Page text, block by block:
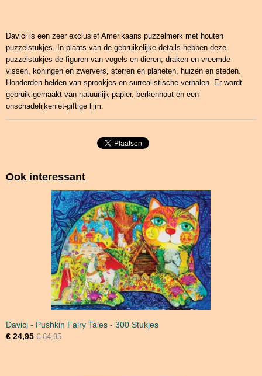
Davici is een zeer exclusief Amerikaans puzzelmerk met houten
puzzelstukjes. In plaats van de gebruikelijke details hebben deze
puzzelstukjes de figuren van vogels en dieren, draken en vreemde
vissen, koningen en zwervers, sterren en planeten, huizen en steden.
Honderden helden van sprookjes en surrealistische verhalen. Er wordt
gebruik gemaakt van natuurlijk papier, berkenhout en een
onschadelijkeniet-giftige lijm.
Ook interessant
Davici - Pushkin Fairy Tales - 300 Stukjes
€ 24,95 € 64,95